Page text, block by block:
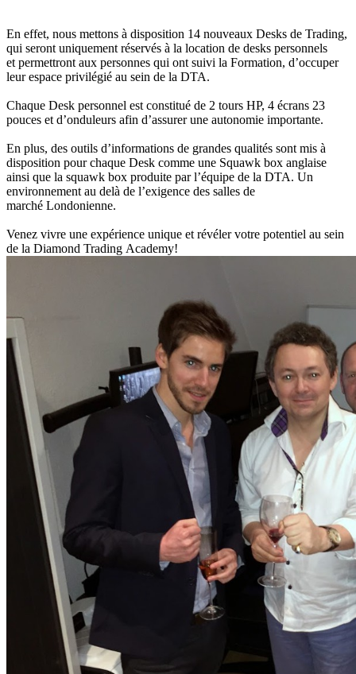
En effet, nous mettons à disposition 14 nouveaux Desks de Trading,
qui seront uniquement réservés à la location de desks personnels
et permettront aux personnes qui ont suivi la Formation, d’occuper
leur espace privilégié au sein de la DTA.
Chaque Desk personnel est constitué de 2 tours HP, 4 écrans 23
pouces et d’onduleurs afin d’assurer une autonomie importante.
En plus, des outils d’informations de grandes qualités sont mis à
disposition pour chaque Desk comme une Squawk box anglaise
ainsi que la squawk box produite par l’équipe de la DTA. Un
environnement au delà de l’exigence des salles de
marché Londonienne.
Venez vivre une expérience unique et révéler votre potentiel au sein
de la Diamond Trading Academy!